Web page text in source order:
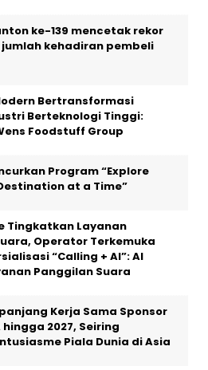
ke-139 mencetak rekor
kehadiran pembeli
Bertransformasi
Berteknologi Tinggi:
Foodstuff Group
Program “Explore
at a Time”
Tingkatkan Layanan
Operator Terkemuka
“Calling + AI”: AI
Panggilan Suara
Kerja Sama Sponsor
hingga 2027, Seiring
Piala Dunia di Asia